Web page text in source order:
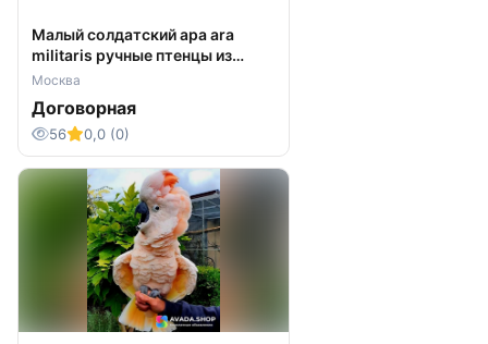
Малый солдатский ара ara
militaris ручные птенцы из
питомника
Москва
Договорная
56 0,0 (0)